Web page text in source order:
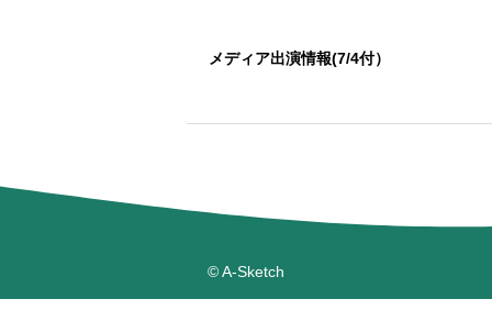
メディア出演情報(7/4付）
© A-Sketch